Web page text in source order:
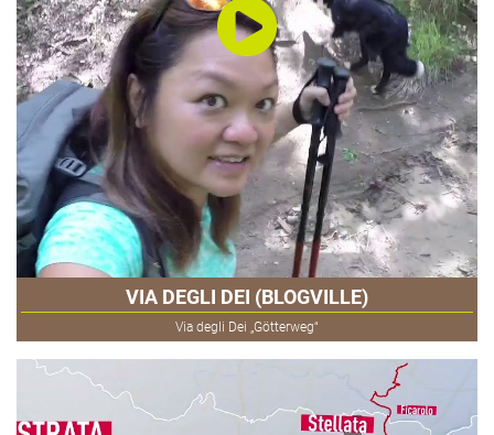
VIA DEGLI DEI (BLOGVILLE)
Via degli Dei „Götterweg“